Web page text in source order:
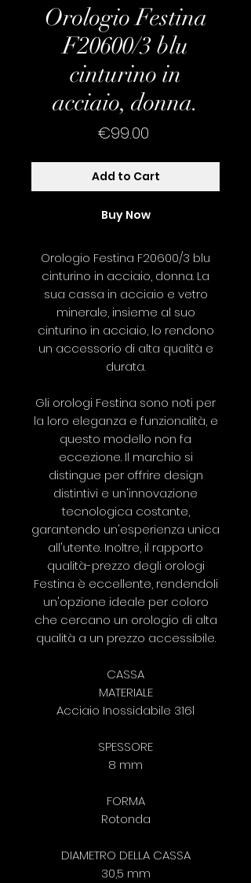
Orologio Festina
F20600/3 blu
cinturino in
acciaio, donna.
€99.00
Add to Cart
Buy Now
Orologio Festina F20600/3 blu
cinturino in acciaio, donna. La
sua cassa in acciaio e vetro
minerale, insieme al suo
cinturino in acciaio, lo rendono
un accessorio di alta qualità e
durata.
Gli orologi Festina sono noti per
la loro eleganza e funzionalità, e
questo modello non fa
eccezione. Il marchio si
distingue per offrire design
distintivi e un'innovazione
tecnologica costante,
garantendo un'esperienza unica
all'utente. Inoltre, il rapporto
qualità-prezzo degli orologi
Festina è eccellente, rendendoli
un'opzione ideale per coloro
che cercano un orologio di alta
qualità a un prezzo accessibile.
CASSA
MATERIALE
Acciaio Inossidabile 316l
SPESSORE
8 mm
FORMA
Rotonda
DIAMETRO DELLA CASSA
30,5 mm